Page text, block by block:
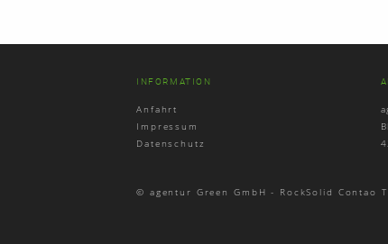
INFORMATION
Anfahrt
Impressum
Datenschutz
© agentur Green GmbH - RockSolid Contao